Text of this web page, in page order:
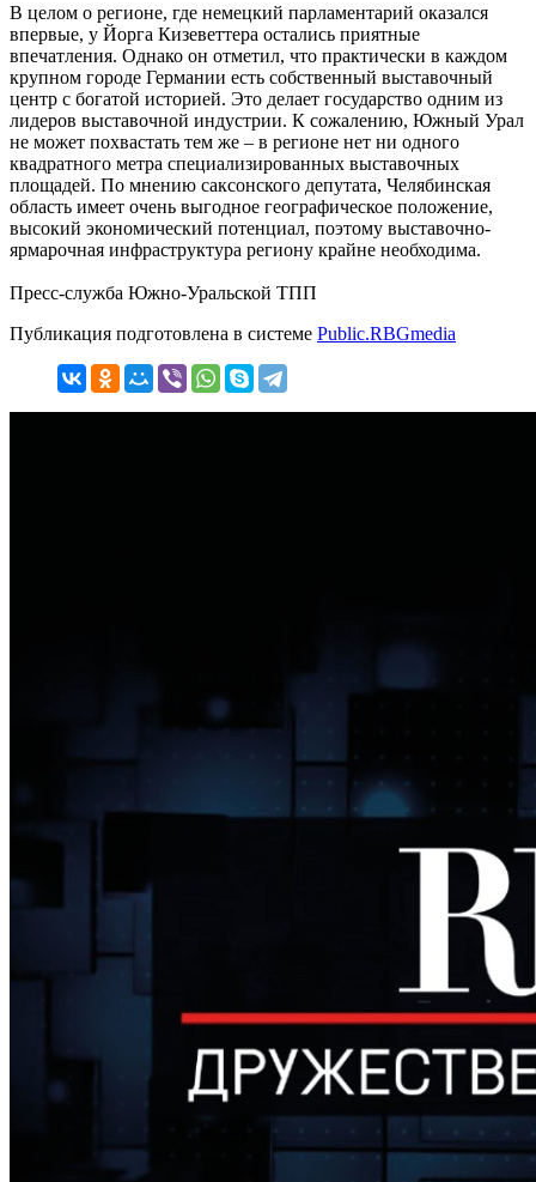
В целом о регионе, где немецкий парламентарий оказался
впервые, у Йорга Кизеветтера остались приятные
впечатления. Однако он отметил, что практически в каждом
крупном городе Германии есть собственный выставочный
центр с богатой историей. Это делает государство одним из
лидеров выставочной индустрии. К сожалению, Южный Урал
не может похвастать тем же – в регионе нет ни одного
квадратного метра специализированных выставочных
площадей. По мнению саксонского депутата, Челябинская
область имеет очень выгодное географическое положение,
высокий экономический потенциал, поэтому выставочно-
ярмарочная инфраструктура региону крайне необходима.
Пресс-служба Южно-Уральской ТПП
Публикация подготовлена в системе Public.RBGmedia